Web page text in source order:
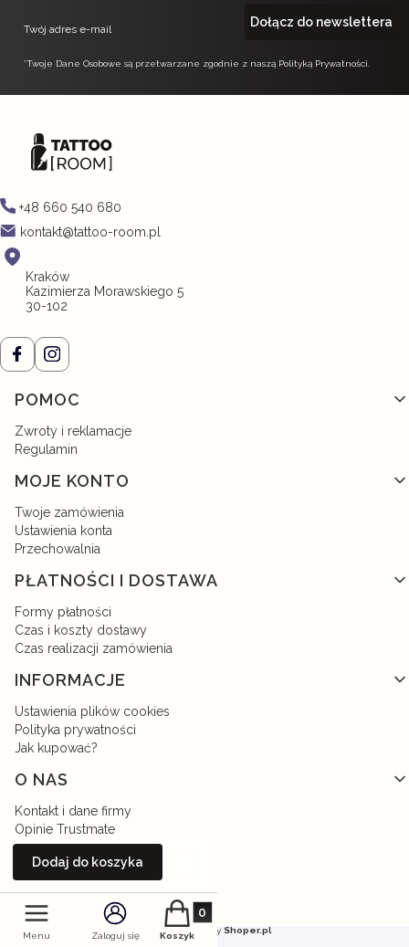
Twój adres e-mail Dołącz do newslettera
*Twoje Dane Osobowe są przetwarzane zgodnie z naszą Polityką Prywatności.
+48 660 540 680
kontakt@tattoo-room.pl
Kraków
Kazimierza Morawskiego 5
30-102
Linki w stopce
POMOC
Zwroty i reklamacje
Regulamin
MOJE KONTO
Twoje zamówienia
Ustawienia konta
Przechowalnia
PŁATNOŚCI I DOSTAWA
Formy płatności
Czas i koszty dostawy
Czas realizacji zamówienia
INFORMACJE
Ustawienia plików cookies
Polityka prywatności
Jak kupować?
O NAS
Kontakt i dane firmy
Opinie Trustmate
O firmie
Nagrody i wyróżnienia
Sklep internetowy Shoper.pl
Dodaj do koszyka
Menu Zaloguj się
Produkty w koszyku: 0. Zobacz
Koszyk